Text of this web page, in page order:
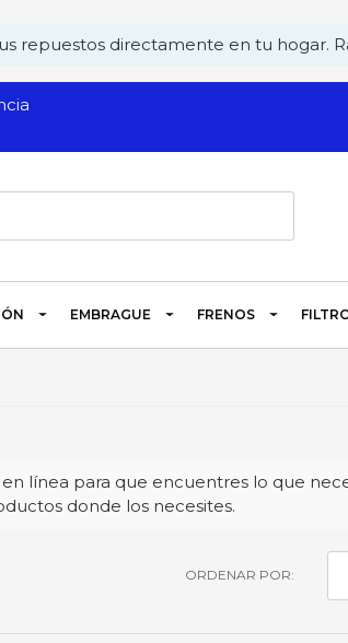
repuestos directamente en tu hogar.
EMBRAGUE FRENOS
línea para que encuentres lo que
donde los necesites.
ORDENAR POR: